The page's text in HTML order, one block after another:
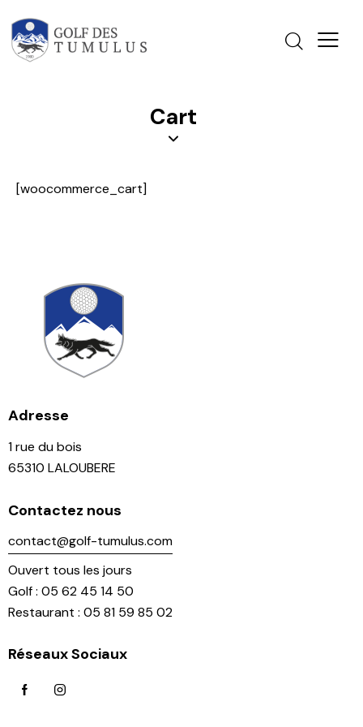
Cart
[woocommerce_cart]
Adresse
1 rue du bois
65310 LALOUBERE
Contactez nous
contact@golf-tumulus.com
Ouvert tous les jours
Golf : 05 62 45 14 50
Restaurant : 05 81 59 85 02
Réseaux Sociaux